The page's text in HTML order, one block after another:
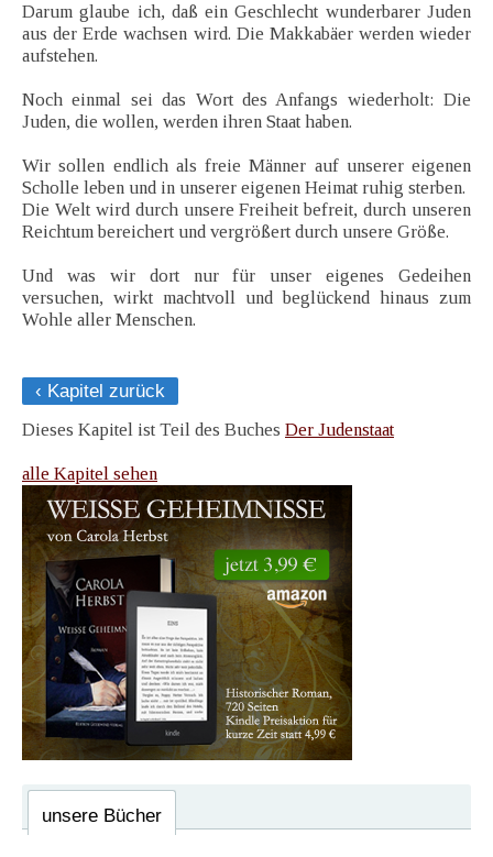
Darum glaube ich, daß ein Geschlecht wunderbarer Juden
aus der Erde wachsen wird. Die Makkabäer werden wieder
aufstehen.
Noch einmal sei das Wort des Anfangs wiederholt: Die
Juden, die wollen, werden ihren Staat haben.
Wir sollen endlich als freie Männer auf unserer eigenen
Scholle leben und in unserer eigenen Heimat ruhig sterben.
Die Welt wird durch unsere Freiheit befreit, durch unseren
Reichtum bereichert und vergrößert durch unsere Größe.
Und was wir dort nur für unser eigenes Gedeihen
versuchen, wirkt machtvoll und beglückend hinaus zum
Wohle aller Menschen.
‹ Kapitel zurück
Dieses Kapitel ist Teil des Buches Der Judenstaat
alle Kapitel sehen
unsere Bücher